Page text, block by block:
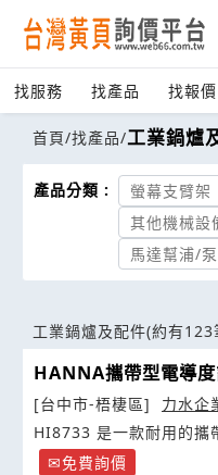
找服務 找產品 找報價
首頁/找產品/工業鍋爐
產品分類 : 螢幕支臂架
其他機械設
馬達幫浦/泵
工業鍋爐及配件(約有123
HANNA攜帶型電導
[台中市-梧棲區]
力水企
HI8733 是一款耐用的攜
免費詢價